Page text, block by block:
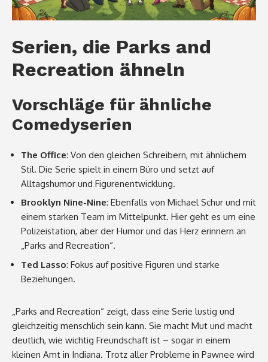
Serien, die Parks and
Recreation ähneln
Vorschläge für ähnliche
Comedyserien
The Office: Von den gleichen Schreibern, mit ähnlichem
Stil. Die Serie spielt in einem Büro und setzt auf
Alltagshumor und Figurenentwicklung.
Brooklyn Nine-Nine: Ebenfalls von Michael Schur und mit
einem starken Team im Mittelpunkt. Hier geht es um eine
Polizeistation, aber der Humor und das Herz erinnern an
„Parks and Recreation“.
Ted Lasso: Fokus auf positive Figuren und starke
Beziehungen.
„Parks and Recreation“ zeigt, dass eine Serie lustig und
gleichzeitig menschlich sein kann. Sie macht Mut und macht
deutlich, wie wichtig Freundschaft ist – sogar in einem
kleinen Amt in Indiana. Trotz aller Probleme in Pawnee wird